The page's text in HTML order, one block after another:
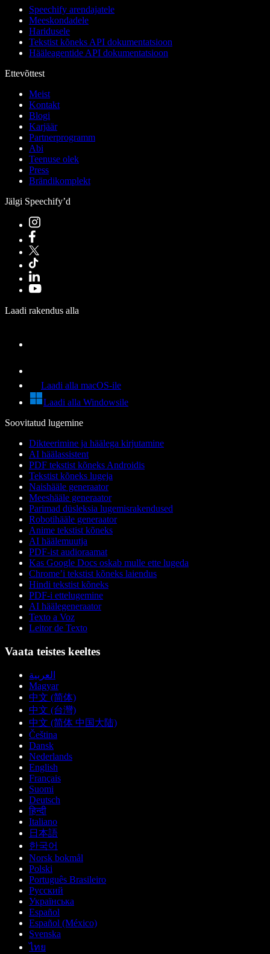
Speechify arendajatele
Meeskondadele
Haridusele
Tekstist kõneks API dokumentatsioon
Hääleagentide API dokumentatsioon
Ettevõttest
Meist
Kontakt
Blogi
Karjäär
Partnerprogramm
Abi
Teenuse olek
Press
Brändikomplekt
Jälgi Speechify’d
Laadi rakendus alla
Laadi alla macOS-ile
Laadi alla Windowsile
Soovitatud lugemine
Dikteerimine ja häälega kirjutamine
AI häälassistent
PDF tekstist kõneks Androidis
Tekstist kõneks lugeja
Naishääle generaator
Meeshääle generaator
Parimad düsleksia lugemisrakendused
Robotihääle generaator
Anime tekstist kõneks
AI häälemuutja
PDF-ist audioraamat
Kas Google Docs oskab mulle ette lugeda
Chrome’i tekstist kõneks laiendus
Hindi tekstist kõneks
PDF-i ettelugemine
AI häälegeneraator
Texto a Voz
Leitor de Texto
Vaata teistes keeltes
العربية
Magyar
中文 (简体)
中文 (台灣)
中文 (简体 中国大陆)
Čeština
Dansk
Nederlands
English
Français
Suomi
Deutsch
हिन्दी
Italiano
日本語
한국어
Norsk bokmål
Polski
Português Brasileiro
Русский
Українська
Español
Español (México)
Svenska
ไทย